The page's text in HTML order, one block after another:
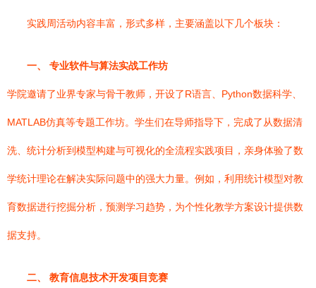
实践周活动内容丰富，形式多样，主要涵盖以下几个板块：
一、 专业软件与算法实战工作坊
学院邀请了业界专家与骨干教师，开设了R语言、Python数据科学、
MATLAB仿真等专题工作坊。学生们在导师指导下，完成了从数据清
洗、统计分析到模型构建与可视化的全流程实践项目，亲身体验了数
学统计理论在解决实际问题中的强大力量。例如，利用统计模型对教
育数据进行挖掘分析，预测学习趋势，为个性化教学方案设计提供数
据支持。
二、 教育信息技术开发项目竞赛